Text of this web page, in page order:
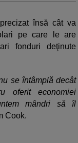
însă cât va
pe care le are
fonduri deţinute
se întâmplă decât
oferit economiei
mândri să îl
Cook.